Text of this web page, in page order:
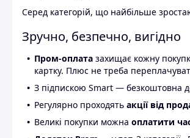
Серед категорій, що найбільше
Зручно, безпечно, вигідно
Пром-оплата захищає кожну
картку. Плюс не треба
З підпискою Smart — безкоштовна
Регулярно проходять акції від
Великі покупки можна оплатити